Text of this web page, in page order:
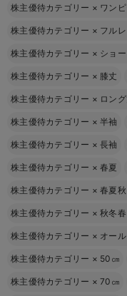
株主優待カテゴリー × ワン
株主優待カテゴリー × フル
株主優待カテゴリー × ショ
株主優待カテゴリー × 膝丈
株主優待カテゴリー × ロン
株主優待カテゴリー ×半袖
株主優待カテゴリー ×長袖
株主優待カテゴリー ×春夏
株主優待カテゴリー ×春夏秋
株主優待カテゴリー ×秋冬春
株主優待カテゴリー × オー
株主優待カテゴリー × 50㎝
株主優待カテゴリー ×70㎝